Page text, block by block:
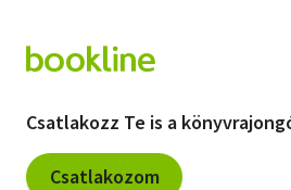
Csatlakozz Te is a
Csatlakozom